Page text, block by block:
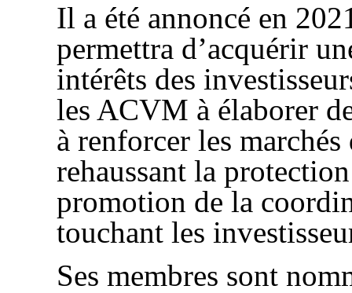
Il a été annoncé en
permettra d’acquérir
intérêts des
les ACVM à élaborer
à renforcer les
rehaussant la
promotion de la
touchant les
Ses membres sont